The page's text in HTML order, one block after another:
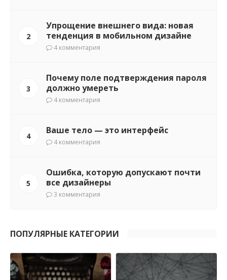
2
Упрощение внешнего вида: новая
тенденция в мобильном дизайне
4 комментария
3
Почему поле подтверждения пароля
должно умереть
4 комментария
4
Ваше тело — это интерфейс
4 комментария
5
Ошибка, которую допускают почти
все дизайнеры
3 комментария
ПОПУЛЯРНЫЕ КАТЕГОРИИ